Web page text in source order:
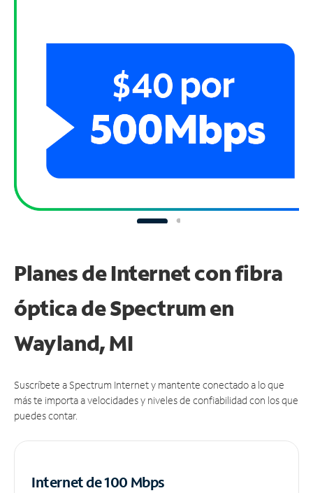
Planes de Internet con fibra
óptica de Spectrum en
Wayland, MI
Suscríbete a Spectrum Internet y mantente conectado a lo que
más te importa a velocidades y niveles de confiabilidad con los que
puedes contar.
Internet de 100 Mbps